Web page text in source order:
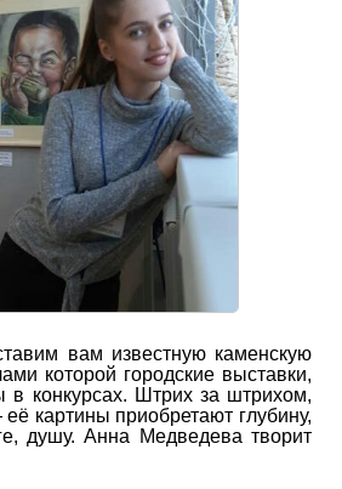
вам известную каменскую
которой городские выставки,
конкурсах. Штрих за штрихом,
картины приобретают глубину,
душу. Анна Медведева творит